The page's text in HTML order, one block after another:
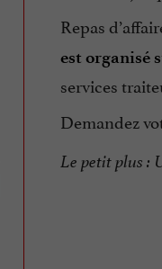
Repas
est organisé
services
Demandez
Le petit plus :